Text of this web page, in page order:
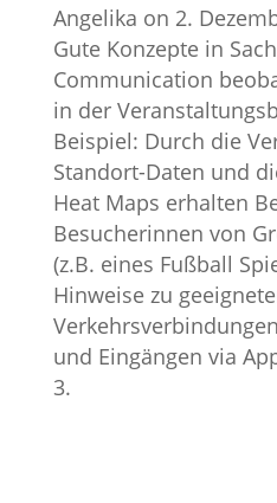
Angelika on 2.
Gute Konzepte in
Communication
in der
Beispiel: Durch die
Standort-Daten und
Heat Maps erhalten
Besucherinnen von
(z.B. eines Fußball
Hinweise zu
und Eingängen via